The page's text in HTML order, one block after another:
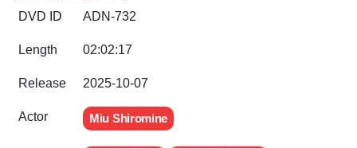
DVD ID ADN-732
Length 02:02:17
Release 2025-10-07
Actor Miu Shiromine